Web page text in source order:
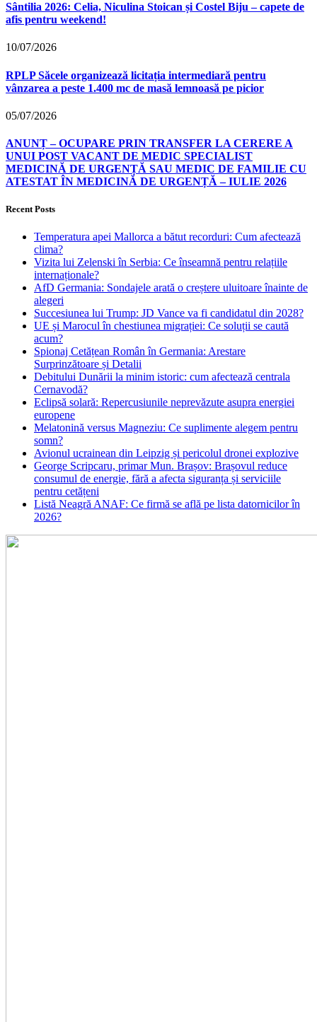
Sântilia 2026: Celia, Niculina Stoican și Costel Biju – capete de
afis pentru weekend!
10/07/2026
RPLP Săcele organizează licitația intermediară pentru
vânzarea a peste 1.400 mc de masă lemnoasă pe picior
05/07/2026
ANUNȚ – OCUPARE PRIN TRANSFER LA CERERE A
UNUI POST VACANT DE MEDIC SPECIALIST
MEDICINĂ DE URGENȚĂ SAU MEDIC DE FAMILIE CU
ATESTAT ÎN MEDICINĂ DE URGENȚĂ – IULIE 2026
Recent Posts
Temperatura apei Mallorca a bătut recorduri: Cum afectează
clima?
Vizita lui Zelenski în Serbia: Ce înseamnă pentru relațiile
internaționale?
AfD Germania: Sondajele arată o creștere uluitoare înainte de
alegeri
Succesiunea lui Trump: JD Vance va fi candidatul din 2028?
UE și Marocul în chestiunea migrației: Ce soluții se caută
acum?
Spionaj Cetățean Român în Germania: Arestare
Surprinzătoare și Detalii
Debitului Dunării la minim istoric: cum afectează centrala
Cernavodă?
Eclipsă solară: Repercusiunile neprevăzute asupra energiei
europene
Melatonină versus Magneziu: Ce suplimente alegem pentru
somn?
Avionul ucrainean din Leipzig și pericolul dronei explozive
George Scripcaru, primar Mun. Brașov: Brașovul reduce
consumul de energie, fără a afecta siguranța și serviciile
pentru cetățeni
Listă Neagră ANAF: Ce firmă se află pe lista datornicilor în
2026?